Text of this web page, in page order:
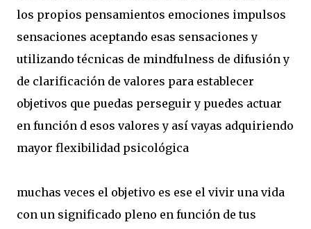
los propios pensamientos emociones impulsos
sensaciones aceptando esas sensaciones y
utilizando técnicas de mindfulness de difusión y
de clarificación de valores para establecer
objetivos que puedas perseguir y puedes actuar
en función d esos valores y así vayas adquiriendo
mayor flexibilidad psicológica
muchas veces el objetivo es ese el vivir una vida
con un significado pleno en función de tus